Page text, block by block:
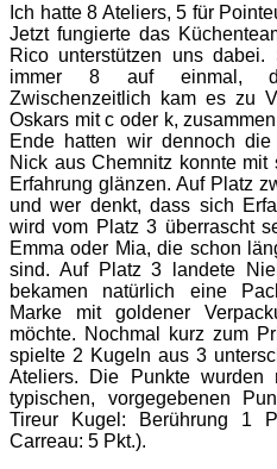
Ich hatte 8 Ateliers, 5 für
Jetzt fungierte das
Rico unterstützen uns
immer 8 auf einmal,
Zwischenzeitlich kam es zu
Oskars mit c oder k,
Ende hatten wir dennoch
Nick aus Chemnitz konnte mit
Erfahrung glänzen. Auf Platz
und wer denkt, dass sich
wird vom Platz 3 überrascht
Emma oder Mia, die schon
sind. Auf Platz 3 landete
bekamen natürlich eine
Marke mit goldener
möchte. Nochmal kurz zum
spielte 2 Kugeln aus 3
Ateliers. Die Punkte
typischen, vorgegebenen
Tireur Kugel: Berührung 1
Carreau: 5 Pkt.).